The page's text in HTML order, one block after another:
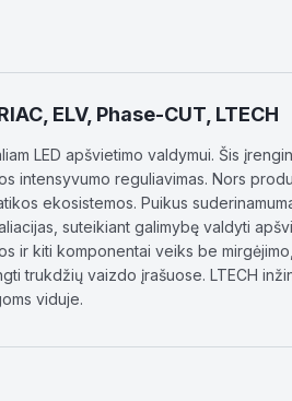
ELV, Phase-CUT, LTECH
LED apšvietimo valdymui. Šis
intensyvumo reguliavimas. Nors
ekosistemos. Puikus
suteikiant galimybę valdyti
ir kiti komponentai veiks be
trukdžių vaizdo įrašuose. LTECH
viduje.